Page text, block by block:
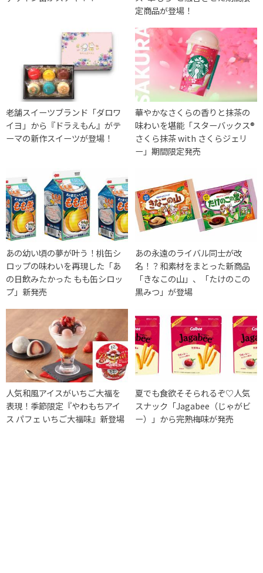
定商品が登場！
老舗スイーツブランド「ダロワ
イヨ」から『ドラえもん』がテ
ーマの新作スイーツが登場！
華やかなさくらの香りと抹茶の
味わいを堪能「スターバックス®
さくら抹茶 with さくらジェリ
ー」期間限定発売
あの幼い頃の夢が叶う！桃缶シ
ロップの味わいを再現した「あ
の日飲みたかった もも缶シロッ
プ」新発売
あの永遠のライバル同士が改
名！？和素材をまとった新商品
「きなこの山」、「たけのこの
黒みつ」が登場
人気和風アイスがいちご大福を
表現！季節限定『やわもちアイ
ス パフェ いちご大福味』新登場
夏でも食欲そそられるぞ♡人気
スナック「Jagabee（じゃがビ
ー）」から完熟梅味が発売